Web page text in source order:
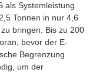
als Systemleistung
Tonnen in nur 4,6
bringen. Bis zu 200
bevor der E-
Begrenzung
um der